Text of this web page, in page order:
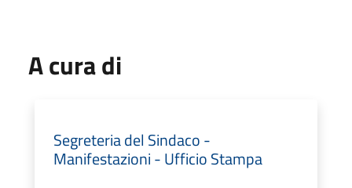
A cura di
Segreteria del Sindaco -
Manifestazioni - Ufficio Stampa